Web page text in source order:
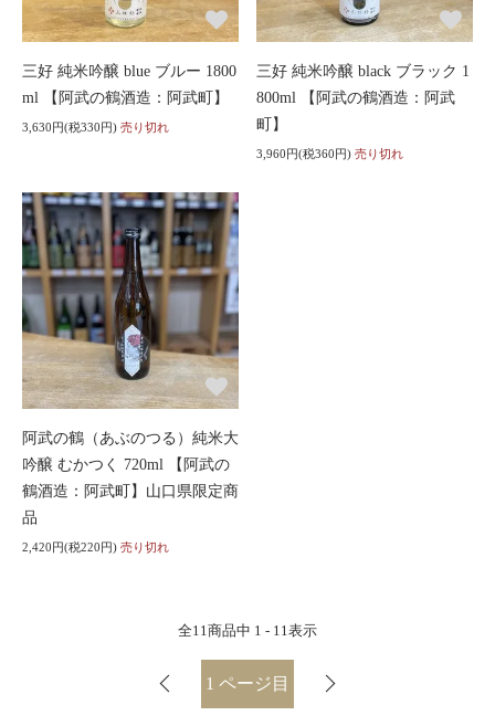
三好 純米吟醸 blue ブルー 1800
ml 【阿武の鶴酒造：阿武町】
3,630円(税330円) 売り切れ
三好 純米吟醸 black ブラック 1
800ml 【阿武の鶴酒造：阿武
町】
3,960円(税360円) 売り切れ
阿武の鶴（あぶのつる）純米大
吟醸 むかつく 720ml 【阿武の
鶴酒造：阿武町】山口県限定商
品
2,420円(税220円) 売り切れ
全11商品中 1 - 11表示
1 ページ目